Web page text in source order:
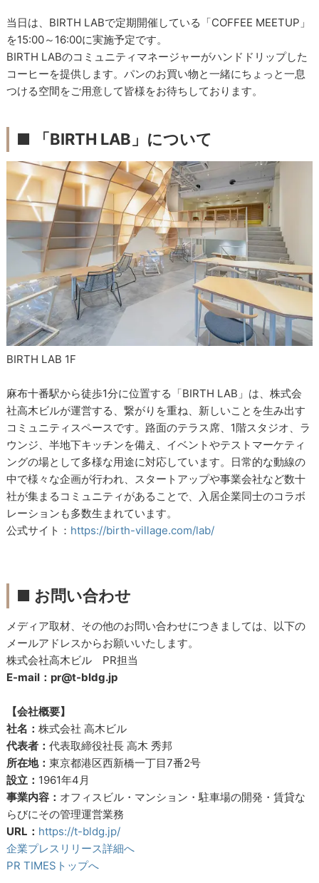
当日は、BIRTH LABで定期開催している「COFFEE MEETUP」
を15:00～16:00に実施予定です。
BIRTH LABのコミュニティマネージャーがハンドドリップした
コーヒーを提供します。パンのお買い物と一緒にちょっと一息
つける空間をご用意して皆様をお待ちしております。
■ 「BIRTH LAB」について
BIRTH LAB 1F
麻布十番駅から徒歩1分に位置する「BIRTH LAB」は、株式会
社高木ビルが運営する、繋がりを重ね、新しいことを生み出す
コミュニティスペースです。路面のテラス席、1階スタジオ、ラ
ウンジ、半地下キッチンを備え、イベントやテストマーケティ
ングの場として多様な用途に対応しています。日常的な動線の
中で様々な企画が行われ、スタートアップや事業会社など数十
社が集まるコミュニティがあることで、入居企業同士のコラボ
レーションも多数生まれています。
公式サイト： https://birth-village.com/lab/
■ お問い合わせ
メディア取材、その他のお問い合わせにつきましては、以下の
メールアドレスからお願いいたします。
株式会社高木ビル PR担当
E-mail：pr@t-bldg.jp
【会社概要】
社名：株式会社 高木ビル
代表者：代表取締役社長 高木 秀邦
所在地：東京都港区西新橋一丁目7番2号
設立： 1961年4月
事業内容： オフィスビル・マンション・駐車場の開発・賃貸な
らびにその管理運営業務
URL： https://t-bldg.jp/
企業プレスリリース詳細へ
PR TIMESトップへ